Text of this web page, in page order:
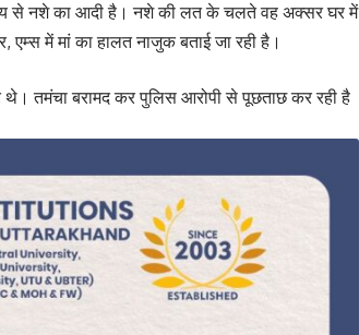
से नशे का आदी है। नशे की लत के चलते वह अक्सर घर में
एम्स में मां का हालत नाजुक बताई जा रही है।
थे। तमंचा बरामद कर पुलिस आरोपी से पूछताछ कर रही है